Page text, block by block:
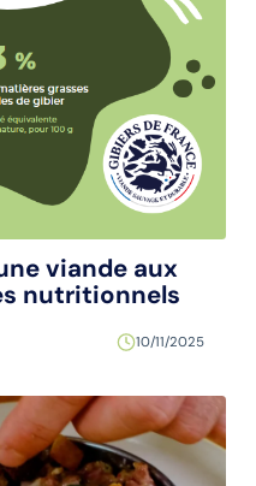
viande aux
nutritionnels
10/11/2025